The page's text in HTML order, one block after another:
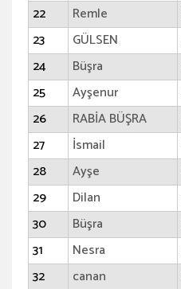
22
Remle
23
GÜLSEN
24
Büşra
25
Ayşenur
26
RABİA BÜŞRA
27
İsmail
28
Ayşe
29
Dilan
30
Büşra
31
Nesra
32
canan